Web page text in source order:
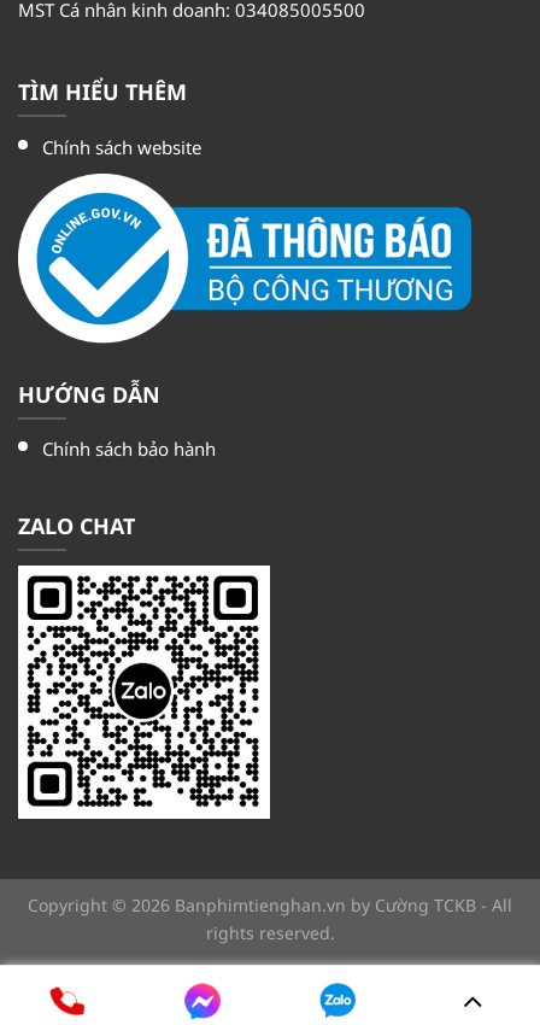
MST Cá nhân kinh doanh: 034085005500
TÌM HIỂU THÊM
Chính sách website
HƯỚNG DẪN
Chính sách bảo hành
ZALO CHAT
Copyright © 2026 Banphimtienghan.vn by Cường TCKB - All
rights reserved.